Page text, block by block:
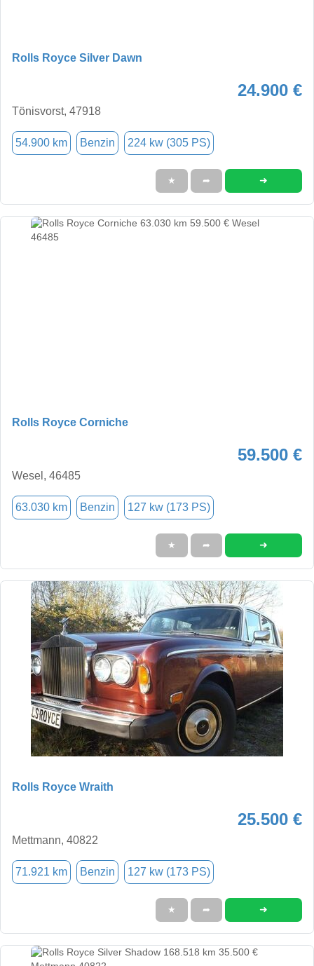
Rolls Royce Silver Dawn
24.900 €
Tönisvorst, 47918
54.900 km Benzin 224 kw (305 PS)
★ ➦ ➜
Rolls Royce Corniche
59.500 €
Wesel, 46485
63.030 km Benzin 127 kw (173 PS)
★ ➦ ➜
Rolls Royce Wraith
25.500 €
Mettmann, 40822
71.921 km Benzin 127 kw (173 PS)
★ ➦ ➜